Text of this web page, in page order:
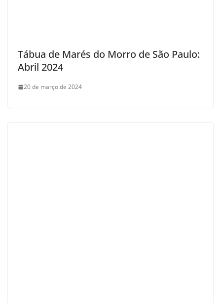
Tábua de Marés do Morro de São Paulo:
Abril 2024
20 de março de 2024